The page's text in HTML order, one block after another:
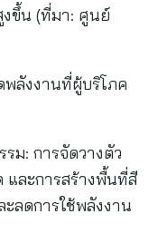
งขึ้น (ที่มา: ศูนย์
ลังงานที่ผู้บริโภค
ม: การจัดวางตัว
ละการสร้างพื้นที่สี
ลดการใช้พลังงาน